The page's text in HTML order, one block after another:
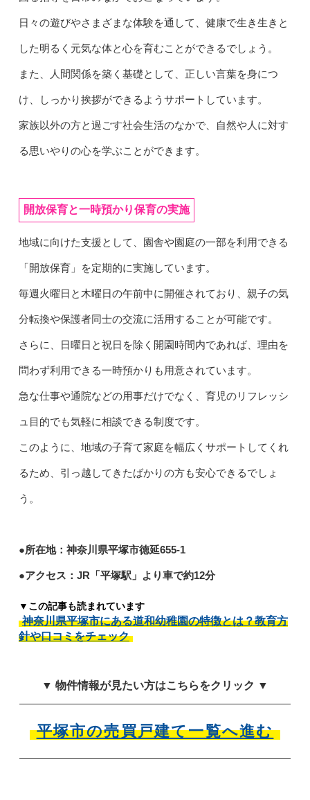
日々の遊びやさまざまな体験を通して、健康で生き生きと
した明るく元気な体と心を育むことができるでしょう。
また、人間関係を築く基礎として、正しい言葉を身につ
け、しっかり挨拶ができるようサポートしています。
家族以外の方と過ごす社会生活のなかで、自然や人に対す
る思いやりの心を学ぶことができます。
開放保育と一時預かり保育の実施
地域に向けた支援として、園舎や園庭の一部を利用できる
「開放保育」を定期的に実施しています。
毎週火曜日と木曜日の午前中に開催されており、親子の気
分転換や保護者同士の交流に活用することが可能です。
さらに、日曜日と祝日を除く開園時間内であれば、理由を
問わず利用できる一時預かりも用意されています。
急な仕事や通院などの用事だけでなく、育児のリフレッシ
ュ目的でも気軽に相談できる制度です。
このように、地域の子育て家庭を幅広くサポートしてくれ
るため、引っ越してきたばかりの方も安心できるでしょ
う。
●所在地：神奈川県平塚市徳延655-1
●アクセス：JR「平塚駅」より車で約12分
▼この記事も読まれています
神奈川県平塚市にある道和幼稚園の特徴とは？教育方
針や口コミをチェック
▼ 物件情報が見たい方はこちらをクリック ▼
平塚市の売買戸建て一覧へ進む